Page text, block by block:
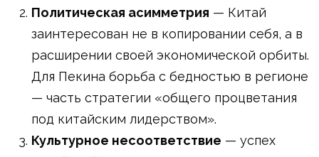
Политическая асимметрия — Китай
заинтересован не в копировании себя, а в
расширении своей экономической орбиты.
Для Пекина борьба с бедностью в регионе
— часть стратегии «общего процветания
под китайским лидерством».
Культурное несоответствие — успех